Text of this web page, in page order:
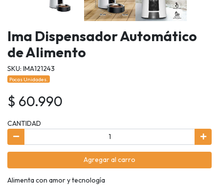
Ima Dispensador Automático
de Alimento
SKU: IMA121243
Pocas Unidades.
$ 60.990
CANTIDAD
Agregar al carro
Alimenta con amor y tecnología